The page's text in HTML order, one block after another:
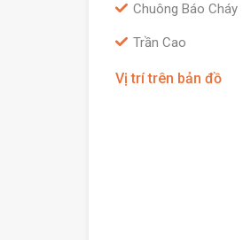
Chuông Báo Cháy
Trần Cao
Vị trí trên bản đồ